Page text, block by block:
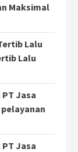
Maksimal
Lalu
Lalu
Jasa
Jasa